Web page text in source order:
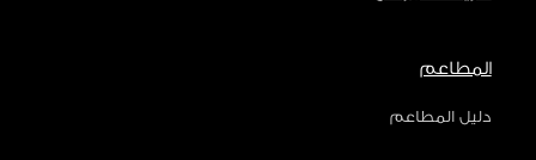
المطاعم
دليل المطاعم